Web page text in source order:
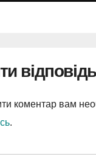
відповідь
коментар вам
.